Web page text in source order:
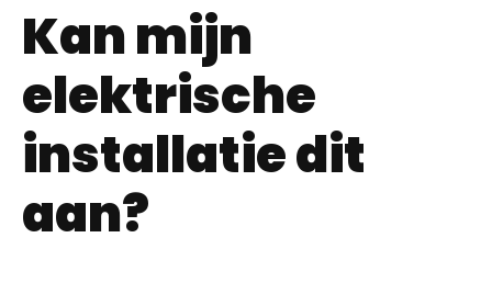
Kan mijn
elektrische
installatie dit
aan?